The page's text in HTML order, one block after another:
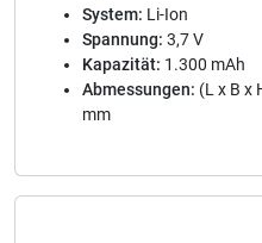
System: Li-Ion
Spannung: 3,7 V
Kapazität: 1.300 mAh
Abmessungen: (L x B x
mm